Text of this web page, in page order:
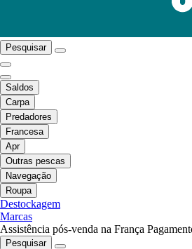
Pesquisar
Saldos
Carpa
Predadores
Francesa
Apr
Outras pescas
Navegação
Roupa
Destockagem
Marcas
Assistência pós-venda na França
Pesquisar